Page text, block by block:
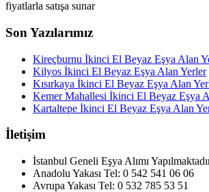
fiyatlarla satışa sunar
Son Yazılarımız
Kireçburnu İkinci El Beyaz Eşya Alan
Kilyos İkinci El Beyaz Eşya Alan Yerler
Kısırkaya İkinci El Beyaz Eşya Alan
Kemer Mahallesi İkinci El Beyaz Eşya
Kartaltepe İkinci El Beyaz Eşya Alan
İletişim
İstanbul Geneli Eşya Alımı
Anadolu Yakası Tel: 0 542 541 06 06
Avrupa Yakası Tel: 0 532 785 53 51